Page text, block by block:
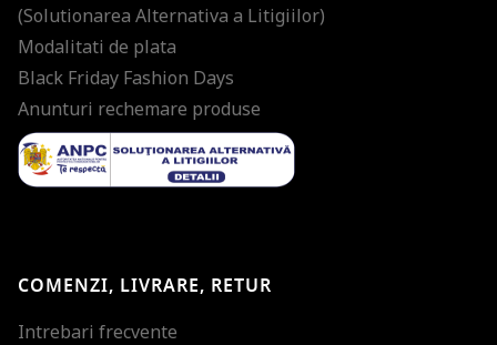
(Solutionarea Alternativa a Litigiilor)
Modalitati de plata
Black Friday Fashion Days
Anunturi rechemare produse
COMENZI, LIVRARE, RETUR
Intrebari frecvente